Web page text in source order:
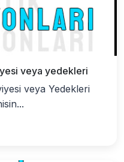
veya yedekleri
veya Yedekleri